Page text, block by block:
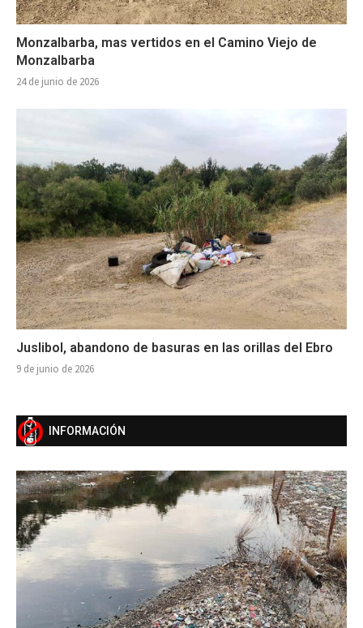
Monzalbarba, mas vertidos en el Camino Viejo de
Monzalbarba
24 de junio de 2026
Juslibol, abandono de basuras en las orillas del Ebro
9 de junio de 2026
INFORMACIÓN